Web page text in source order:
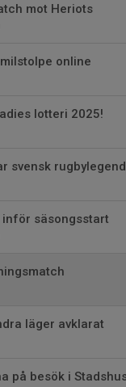
mot Heriots
online
lotteri 2025!
svensk rugbylegend
säsongsstart
läger avklarat
på besök i